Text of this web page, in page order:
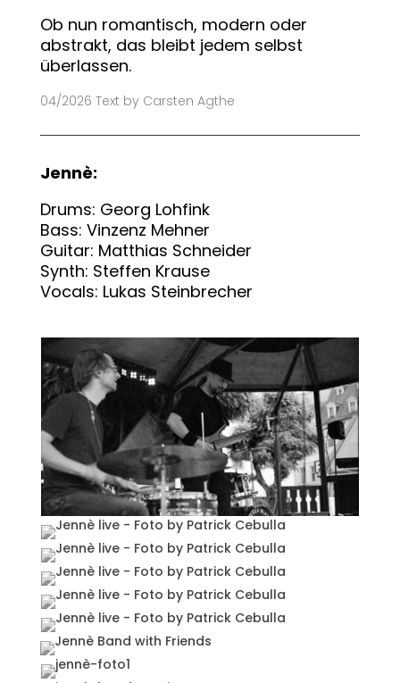
Ob nun romantisch, modern oder
abstrakt, das bleibt jedem selbst
überlassen.
04/2026 Text by Carsten Agthe
Jennè:
Drums: Georg Lohfink
Bass: Vinzenz Mehner
Guitar: Matthias Schneider
Synth: Steffen Krause
Vocals: Lukas Steinbrecher